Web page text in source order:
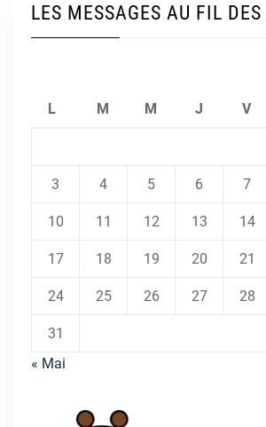
LES MESSAGES AU FIL
L M M J V
3 4 5 6 7
10 11 12 13 14
17 18 19 20 21
24 25 26 27 28
31
« Mai